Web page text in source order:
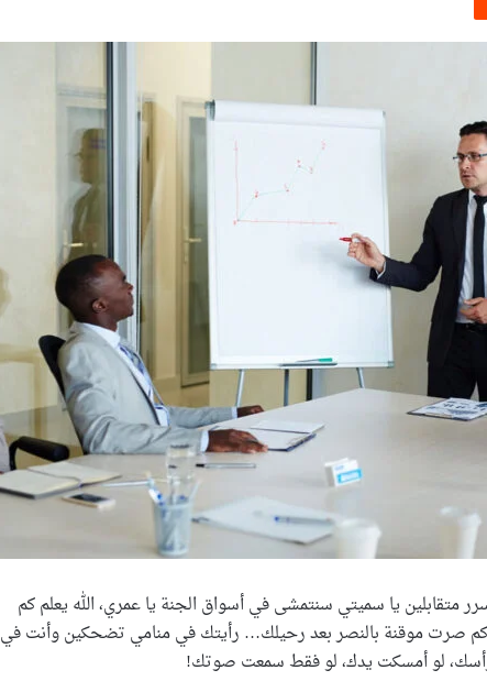
متقابلين يا سميتي سنتمشى في أسواق الجنة يا عمري، الله يعلم كم
صرت موقنة بالنصر بعد رحيلك… رأيتك في منامي تضحكين وأنت في
لو أمسكت يدك، لو فقط سمعت صوتك!